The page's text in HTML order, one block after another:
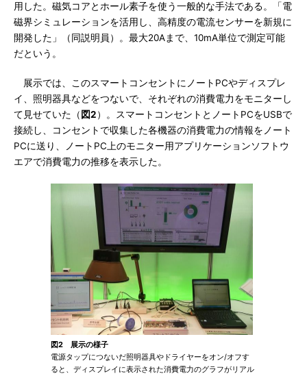
用した。磁気コアとホール素子を使う一般的な手法である。「電
磁界シミュレーションを活用し、高精度の電流センサーを新規に
開発した」（同説明員）。最大20Aまで、10mA単位で測定可能
だという。
展示では、このスマートコンセントにノートPCやディスプレ
イ、照明器具などをつないで、それぞれの消費電力をモニターし
て見せていた（ 図2）。スマートコンセントとノートPCをUSBで
接続し、コンセントで収集した各機器の消費電力の情報をノート
PCに送り、ノートPC上のモニター用アプリケーションソフトウ
エアで消費電力の推移を表示した。
図2 展示の様子
電源タップにつないだ照明器具やドライヤーをオン/オフす
ると、ディスプレイに表示された消費電力のグラフがリアル